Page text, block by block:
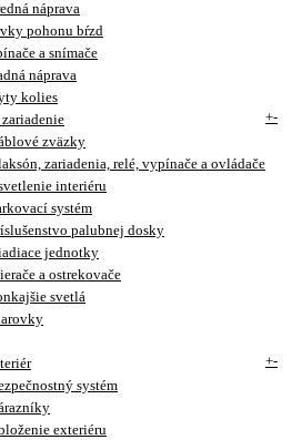
náprava
pohonu bŕzd
a snímače
náprava
kolies
+-
zväzky
zariadenia, relé, vypínače a ovládače
interiéru
systém
palubnej dosky
jednotky
a ostrekovače
svetlá
+-
systém
exteriéru